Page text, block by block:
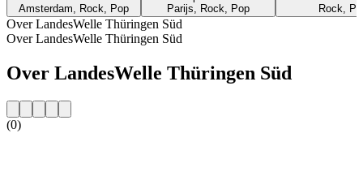
Amsterdam, Rock, Pop
Parijs, Rock, Pop
Rock,
Over LandesWelle Thüringen Süd
Over LandesWelle Thüringen Süd
Over LandesWelle Thüringen Süd
(0)